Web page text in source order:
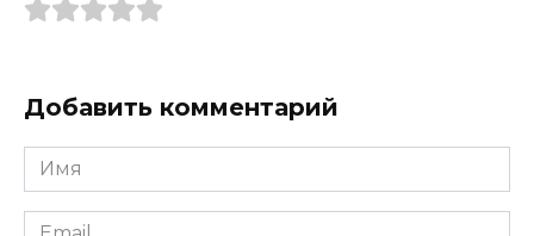
Добавить комментарий
Имя
*
Email